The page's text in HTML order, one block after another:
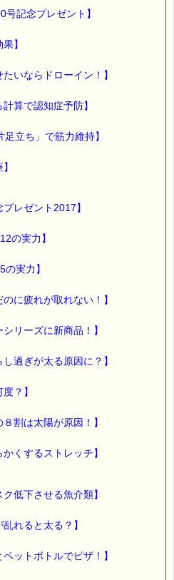
じ、
すが、
ーシリーズ特集ページ
ラワーが見つかる－選び方ガイド
intro1.asp
記念プレゼント】
】
いならドローイン！】
算で認知症予防】
立ち」で筋力維持】
レゼント2017】
の実力】
実力】
に疲れが取れない！】
リーズに新商品！】
過ぎが太る原因に？】
？】
割は太陽が原因！】
くするストレッチ】
低下させる魚介類】
れると太る？】
ットボトルでピザ！】